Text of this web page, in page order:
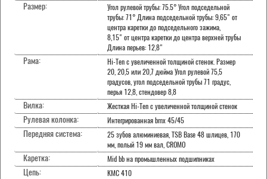
Размер:
Угол рулевой трубы: 75.5° Угол подседельной
трубы: 71° Длина подседельной трубы: 9,65" от
центра каретки до подседельного зажима,
8,15" от центра каретки до центра верхней трубы
Длина перьев: 12,8"
Рама:
Hi-Ten с увеличенной толщиной стенок. Размер
20, 20,5 или 20,7 дюйма Угол рулевой 75,5
градусов, угол подседельной трубы 71 градус,
перья 12,8, стендовер 8,8
Вилка: Жесткая Hi-Ten с увеличенной толщиной стенок
Рулевая колонка: Интегрированная bmx 45/45
Передняя система:
25 зубов алюминиевая, TSB Base 48 шлицев, 170
мм, полый 19 мм вал, CROMO
Каретка: Mid bb на промышленных подшипниках
Цепь: KMC 410